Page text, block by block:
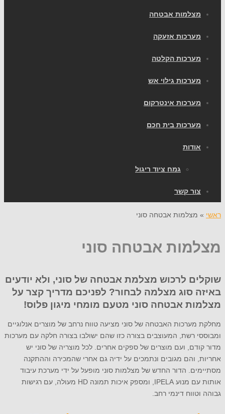
מצלמות אבטחה
מערכות אזעקה
מערכות הקלטה
מערכות גילוי אש
מערכות אינטרקום
מערכות בית חכם
אודות
גמח ציוד ריגול
צור קשר
ראשי » מצלמות אבטחה סוני
מצלמות אבטחה סוני
שוקלים לרכוש מצלמת אבטחה של סוני, ולא יודעים
באיזה סוג מצלמה לבחור? לפניכם מדריך קצר על
מצלמות אבטחה סוני מטעם מומחי מיגון פלוס!
מחלקת מערכות האבטחה של סוני מציעה טווח נרחב של מוצרים אנלוגיים
ומבוססי רשת, המעוצבים בצורה כזו שהם ישולבו בצורה חלקה עם מערכות
מדור קודם, ועם מוצרים של ספקים אחרים. לכל מוצריה של סוני יש
אחריות, והם מגובים ונתמכים על ידיה גם אחרי שהמכירה וההתקנה
מסתיימים. הדור החדש של מצלמות סוני מופעל על ידי מערכת עיבוד
אותות עם מנוע IPELA, ומספק איכות תמונה HD מעולה, עם רגישות
גבוהה וטווח דינמי רחב.